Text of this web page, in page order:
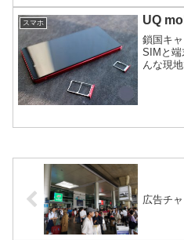
スマホ UQ
鎖国キ
SIMと端
んな現
広告チ